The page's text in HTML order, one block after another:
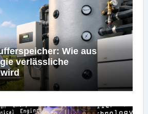
Wie aus
verlässliche